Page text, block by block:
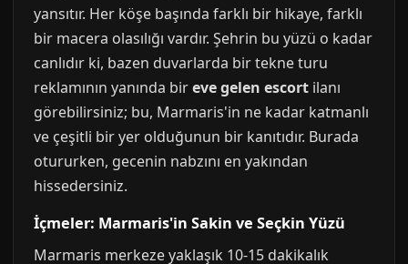
yansıtır. Her köşe başında farklı bir hikaye, farklı
bir macera olasılığı vardır. Şehrin bu yüzü o kadar
canlıdır ki, bazen duvarlarda bir tekne turu
reklamının yanında bireve gelen escort ilanı
görebilirsiniz; bu, Marmaris'in ne kadar katmanlı
ve çeşitli bir yer olduğunun bir kanıtıdır. Burada
otururken, gecenin nabzını en yakından
hissedersiniz.
İçmeler: Marmaris'in Sakin ve Seçkin Yüzü
Marmaris merkeze yaklaşık 10-15 dakikalık